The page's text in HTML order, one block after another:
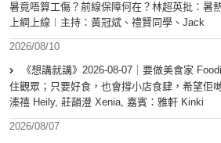
暑竟唔算工傷？前線保障何在？林超英批：暑
上綱上線︱主持：黃冠斌、禮賢同學、Jack
2026/08/10
《想講就講》2026-08-07｜要做美食家
住觀眾；只要好食，也會撐小店食肆，希望佢
溱禧 Heily, 莊韻澄 Xenia, 嘉賓：雅軒 Kinki
2026/08/07